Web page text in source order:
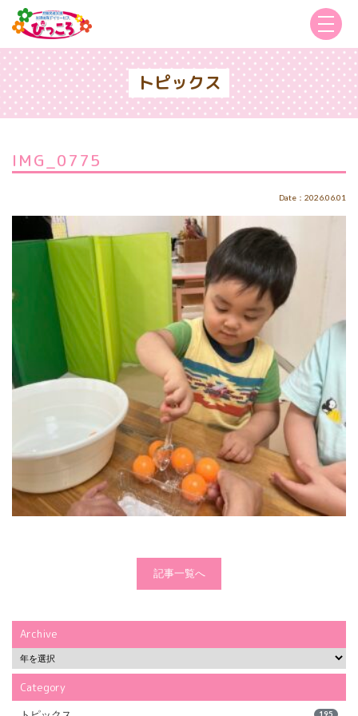
トピックス
IMG_0775
Date：2026.06.01
記事一覧へ
Archive
Category
195